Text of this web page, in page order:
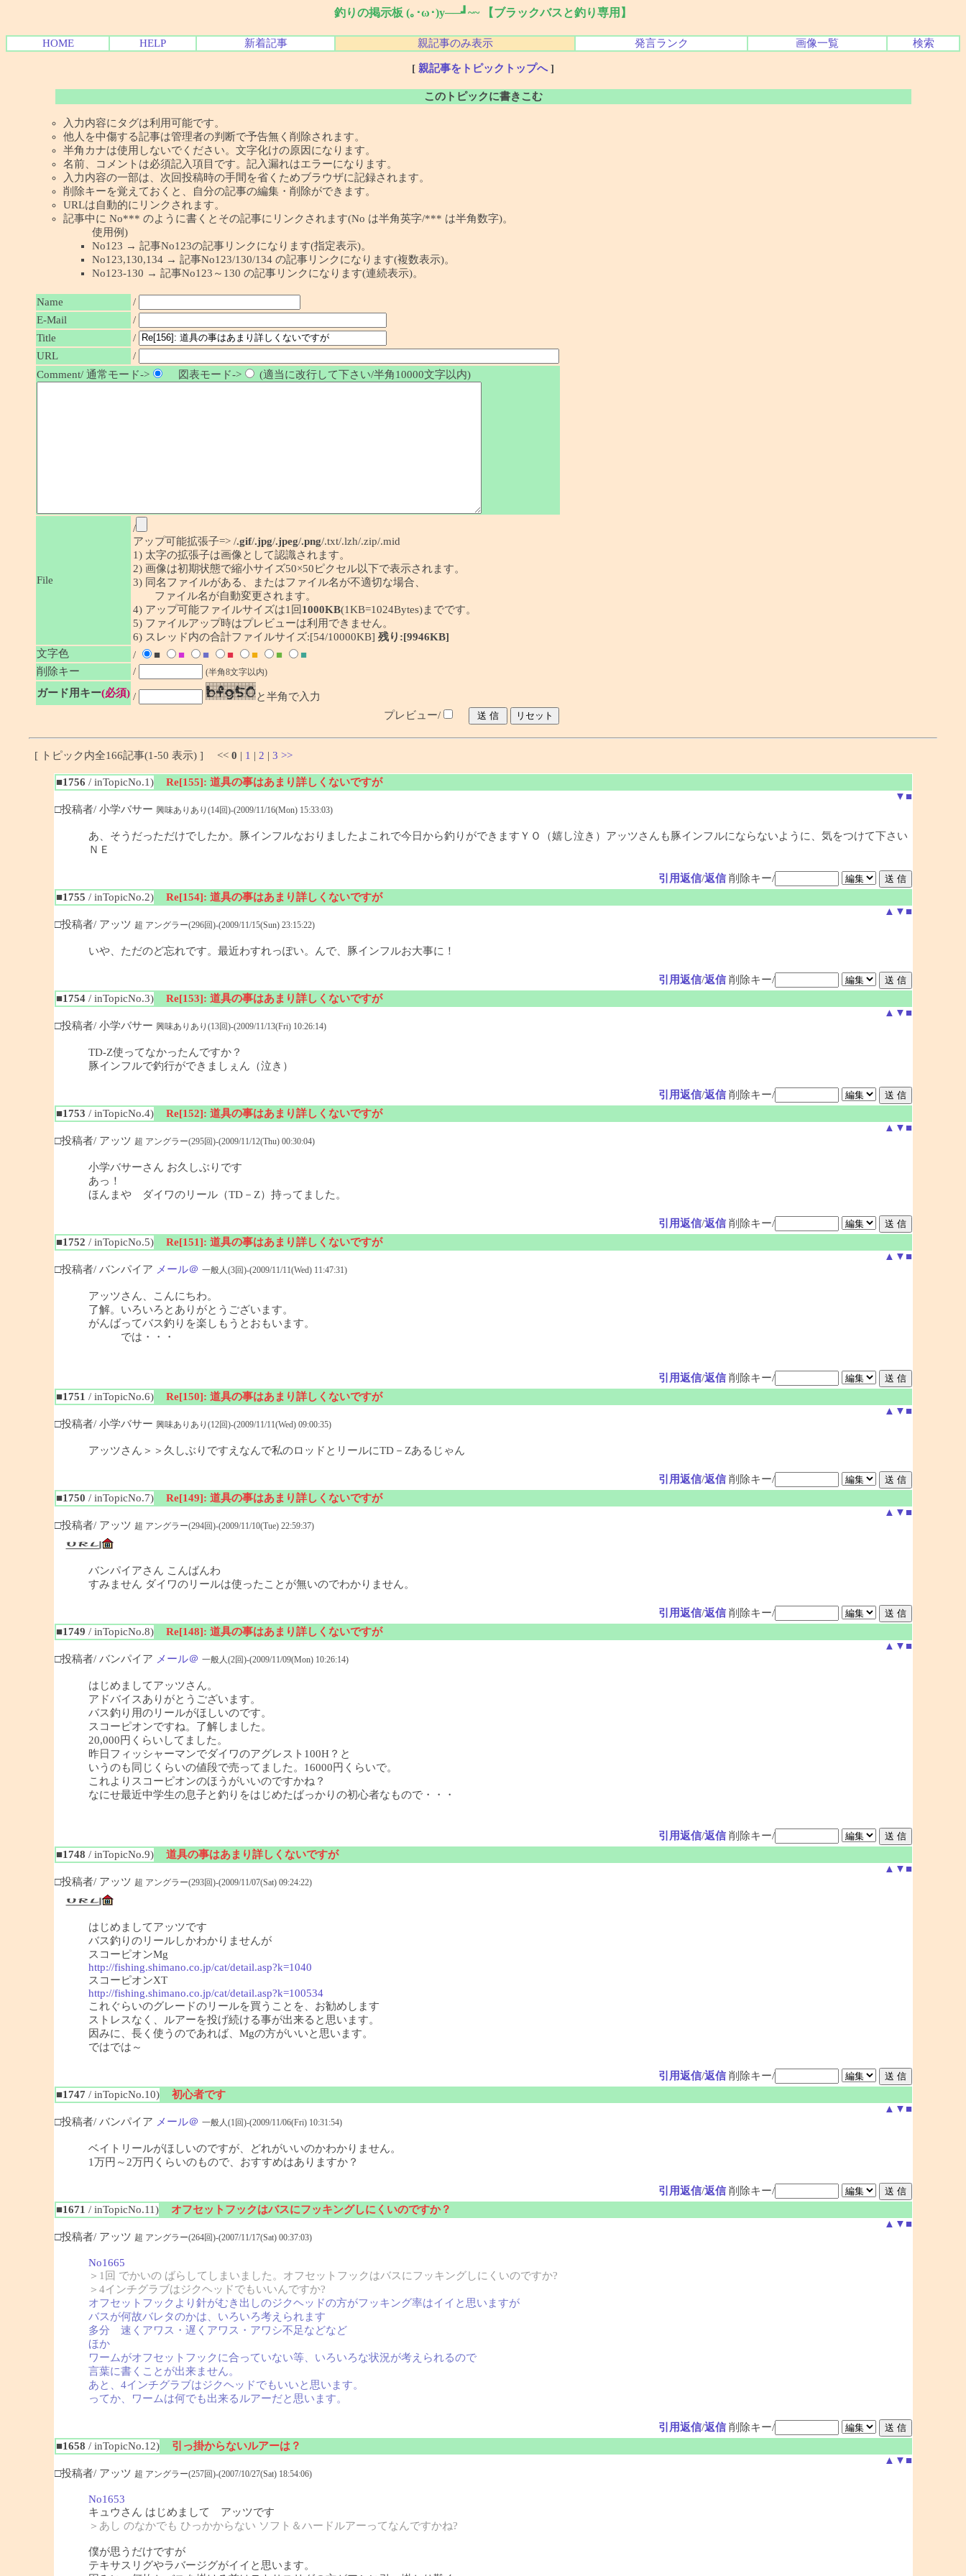
釣りの掲示板 (｡･ω･)y──┛~~ 【ブラックバスと釣り専用】
HOME HELP 新着記事 親記事のみ表示 発言ランク 画像一覧 検索
[ 親記事をトピックトップへ]
このトピックに書きこむ
入力内容にタグは利用可能です。
他人を中傷する記事は管理者の判断で予告無く削除されます。
半角カナは使用しないでください。文字化けの原因になります。
名前、コメントは必須記入項目です。記入漏れはエラーになります。
入力内容の一部は、次回投稿時の手間を省くためブラウザに記録されます。
削除キーを覚えておくと、自分の記事の編集・削除ができます。
URLは自動的にリンクされます。
記事中に No*** のように書くとその記事にリンクされます(No は半角英字/*** は半角数字)。
使用例)
No123 → 記事No123の記事リンクになります(指定表示)。
No123,130,134 → 記事No123/130/134 の記事リンクになります(複数表示)。
No123-130 → 記事No123～130 の記事リンクになります(連続表示)。
Name
/
E-Mail
/
Title
/
URL
/
Comment/ 通常モード->
図表モード-> (適当に改行して下さい/半角10000文字以内)
File
/
アップ可能拡張子=> /.gif/.jpg/.jpeg/.png/.txt/.lzh/.zip/.mid
1) 太字の拡張子は画像として認識されます。
2) 画像は初期状態で縮小サイズ50×50ピクセル以下で表示されます。
3) 同名ファイルがある、またはファイル名が不適切な場合、
ファイル名が自動変更されます。
4) アップ可能ファイルサイズは1回 1000KB(1KB=1024Bytes)までです。
5) ファイルアップ時はプレビューは利用できません。
6) スレッド内の合計ファイルサイズ:[54/10000KB] 残り:[9946KB]
文字色
/ ■ ■ ■ ■ ■ ■
■
削除キー
/ (半角8文字以内)
ガード用キー(必須) /
と半角で入力
プレビュー/
[ トピック内全166記事(1-50 表示) ] << 0 | 1 | 2 | 3 >>
■1756 / inTopicNo.1)
Re[155]: 道具の事はあまり詳しくないですが
▼ ■
□投稿者/ 小学バサー 興味ありあり(14回)-(2009/11/16(Mon) 15:33:03)
あ、そうだっただけでしたか。豚インフルなおりましたよこれで今日から釣りができますＹＯ（嬉し泣き）アッツさんも豚インフルにならないように、気をつけて下さい
ＮＥ
引用返信/返信 削除キー/
■1755 / inTopicNo.2)
Re[154]: 道具の事はあまり詳しくないですが
▲ ▼ ■
□投稿者/ アッツ 超 アングラー(296回)-(2009/11/15(Sun) 23:15:22)
いや、ただのど忘れです。最近わすれっぽい。んで、豚インフルお大事に！
引用返信/返信 削除キー/
■1754/ inTopicNo.3)
Re[153]: 道具の事はあまり詳しくないですが
▲ ▼ ■
□投稿者/ 小学バサー 興味ありあり(13回)-(2009/11/13(Fri) 10:26:14)
TD-Z使ってなかったんですか？
豚インフルで釣行ができましぇん（泣き）
引用返信/返信 削除キー/
■1753 / inTopicNo.4)
Re[152]: 道具の事はあまり詳しくないですが
▲ ▼ ■
□投稿者/ アッツ 超 アングラー(295回)-(2009/11/12(Thu) 00:30:04)
小学バサーさん お久しぶりです
あっ！
ほんまや ダイワのリール（TD－Z）持ってました。
引用返信/返信 削除キー/
■1752 / inTopicNo.5)
Re[151]: 道具の事はあまり詳しくないですが
▲ ▼ ■
□投稿者/ バンパイア メール＠ 一般人(3回)-(2009/11/11(Wed) 11:47:31)
アッツさん、こんにちわ。
了解。いろいろとありがとうございます。
がんばってバス釣りを楽しもうとおもいます。
では・・・
引用返信/返信 削除キー/
■1751 / inTopicNo.6)
Re[150]: 道具の事はあまり詳しくないですが
▲ ▼ ■
□投稿者/ 小学バサー 興味ありあり(12回)-(2009/11/11(Wed) 09:00:35)
アッツさん＞＞久しぶりですえなんで私のロッドとリールにTD－Zあるじゃん
引用返信/返信 削除キー/
■1750 / inTopicNo.7)
Re[149]: 道具の事はあまり詳しくないですが
▲ ▼ ■
□投稿者/ アッツ 超 アングラー(294回)-(2009/11/10(Tue) 22:59:37)
バンパイアさん こんばんわ
すみません ダイワのリールは使ったことが無いのでわかりません。
引用返信/返信 削除キー/
■1749 / inTopicNo.8)
Re[148]: 道具の事はあまり詳しくないですが
▲ ▼ ■
□投稿者/ バンパイア メール＠ 一般人(2回)-(2009/11/09(Mon) 10:26:14)
はじめましてアッツさん。
アドバイスありがとうございます。
バス釣り用のリールがほしいのです。
スコーピオンですね。了解しました。
20,000円くらいしてました。
昨日フィッシャーマンでダイワのアグレスト100H？と
いうのも同じくらいの値段で売ってました。16000円くらいで。
これよりスコーピオンのほうがいいのですかね？
なにせ最近中学生の息子と釣りをはじめたばっかりの初心者なもので・・・
引用返信/返信 削除キー/
■1748 / inTopicNo.9)
道具の事はあまり詳しくないですが
▲ ▼ ■
□投稿者/ アッツ 超 アングラー(293回)-(2009/11/07(Sat) 09:24:22)
はじめましてアッツです
バス釣りのリールしかわかりませんが
スコーピオンMg
http://fishing.shimano.co.jp/cat/detail.asp?k=1040
スコーピオンXT
http://fishing.shimano.co.jp/cat/detail.asp?k=100534
これぐらいのグレードのリールを買うことを、お勧めします
ストレスなく、ルアーを投げ続ける事が出来ると思います。
因みに、長く使うのであれば、Mgの方がいいと思います。
ではでは～
引用返信/返信 削除キー/
■1747 / inTopicNo.10)
初心者です
▲ ▼ ■
□投稿者/ バンパイア メール＠ 一般人(1回)-(2009/11/06(Fri) 10:31:54)
ベイトリールがほしいのですが、どれがいいのかわかりません。
1万円～2万円くらいのもので、おすすめはありますか？
引用返信/返信 削除キー/
■1671 / inTopicNo.11)
オフセットフックはバスにフッキングしにくいのですか？
▲ ▼ ■
□投稿者/ アッツ 超 アングラー(264回)-(2007/11/17(Sat) 00:37:03)
No1665
＞1回 でかいの ばらしてしまいました。オフセットフックはバスにフッキングしにくいのですか?
＞4インチグラブはジクヘッドでもいいんですか?
オフセットフックより針がむき出しのジクヘッドの方がフッキング率はイイと思いますが
バスが何故バレタのかは、いろいろ考えられます
多分 速くアワス・遅くアワス・アワシ不足などなど
ほか
ワームがオフセットフックに合っていない等、いろいろな状況が考えられるので
言葉に書くことが出来ません。
あと、4インチグラブはジクヘッドでもいいと思います。
ってか、ワームは何でも出来るルアーだと思います。
引用返信/返信 削除キー/
■1658 / inTopicNo.12)
引っ掛からないルアーは？
▲ ▼ ■
□投稿者/ アッツ 超 アングラー(257回)-(2007/10/27(Sat) 18:54:06)
No1653
キュウさん はじめまして アッツです
＞あし のなかでも ひっかからない ソフト＆ハードルアーってなんですかね?
僕が思うだけですが
テキサスリグやラバージグがイイと思います。